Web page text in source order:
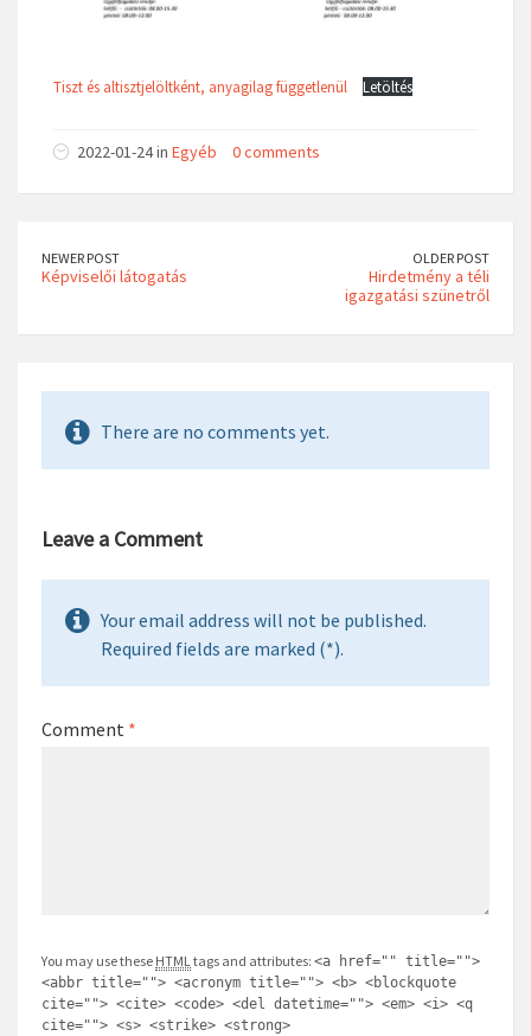
Tiszt és altisztjelöltként, anyagilag függetlenül Letöltés
2022-01-24 in Egyéb 0 comments
NEWER POST
Képviselői látogatás
OLDER POST
Hirdetmény a téli
igazgatási szünetről
There are no comments yet.
Leave a Comment
Your email address will not be published.
Required fields are marked (*).
Comment *
You may use these HTMLtags and attributes: <a href="" title="">
<abbr title=""> <acronym title=""> <b> <blockquote
cite=""> <cite> <code> <del datetime=""> <em> <i> <q
cite=""> <s> <strike> <strong>